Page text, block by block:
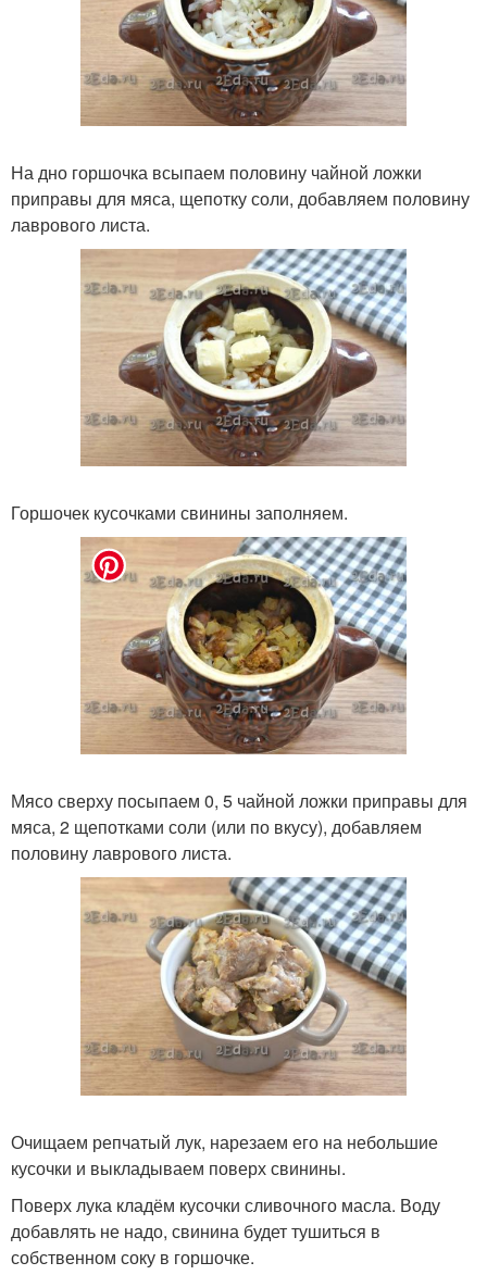
На дно горшочка всыпаем половину чайной ложки
приправы для мяса, щепотку соли, добавляем половину
лаврового листа.
Горшочек кусочками свинины заполняем.
Мясо сверху посыпаем 0, 5 чайной ложки приправы для
мяса, 2 щепотками соли (или по вкусу), добавляем
половину лаврового листа.
Очищаем репчатый лук, нарезаем его на небольшие
кусочки и выкладываем поверх свинины.
Поверх лука кладём кусочки сливочного масла. Воду
добавлять не надо, свинина будет тушиться в
собственном соку в горшочке.